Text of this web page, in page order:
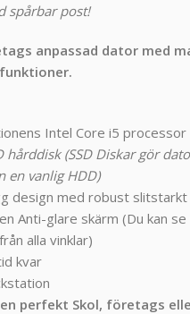
spårbar post!
anpassad dator med
Intel Core i5 processor
hårddisk (SSD Diskar gör
en vanlig HDD)
design med robust slitstarkt
Anti-glare skärm (Du kan se
alla vinklar)
kvar
perfekt Skol, företags